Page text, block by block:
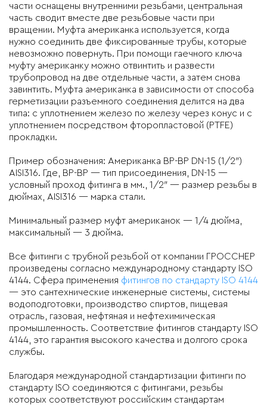
части оснащены внутренними резьбами, центральная
часть сводит вместе две резьбовые части при
вращении. Муфта американка используется, когда
нужно соединить две фиксированные трубы, которые
невозможно повернуть. При помощи гаечного ключа
муфту американку можно отвинтить и развести
трубопровод на две отдельные части, а затем снова
завинтить. Муфта американка в зависимости от способа
герметизации разъемного соединения делится на два
типа: с уплотнением железо по железу через конус и с
уплотнением посредством фторопластовой (PTFE)
прокладки.
Пример обозначения: Американка ВР-ВР DN-15 (1/2″)
AISI316. Где, ВР-ВР — тип присоединения, DN-15 —
условный проход фитинга в мм., 1/2″ — размер резьбы в
дюймах, AISI316 — марка стали.
Минимальный размер муфт американок — 1/4 дюйма,
максимальный — 3 дюйма.
Все фитинги с трубной резьбой от компании ГРОССНЕР
произведены согласно международному стандарту ISO
4144. Сфера применения фитингов по стандарту ISO 4144
— это сантехнические инженерные системы, системы
водоподготовки, производство спиртов, пищевая
отрасль, газовая, нефтяная и нефтехимическая
промышленность. Соответствие фитингов стандарту ISO
4144, это гарантия высокого качества и долгого срока
службы.
Благодаря международной стандартизации фитинги по
стандарту ISO соединяются с фитингами, резьбы
которых соответствуют российским стандартам